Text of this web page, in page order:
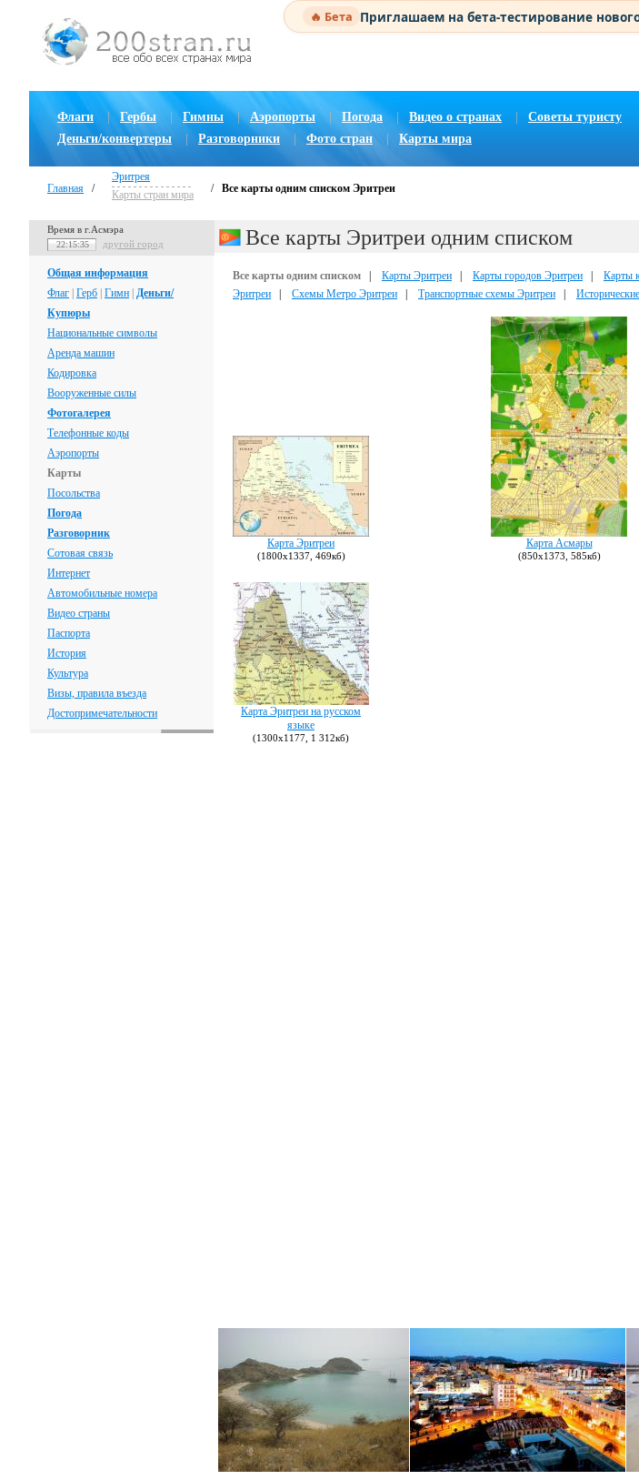
🔥 Бета Приглашаем на бета-тестирование
Флаги Гербы Гимны | Аэропорты Погода | Видео о странах
Советы туристу
Деньги/конвертеры
Разговорники Фото стран Карты мира
Главная /
Эритрея
Карты стран мира
/ Все карты одним списком Эритреи
Время в г.Асмэра
22:15:36 другой город
Общая информация
Флаг Герб Гимн Деньги/
Купюры
Национальные символы
Аренда машин
Кодировка
Вооруженные силы
Фотогалерея
Телефонные коды
Аэропорты
Карты
Посольства
Погода
Разговорник
Сотовая связь
Интернет
Автомобильные номера
Видео страны
Паспорта
История
Культура
Визы, правила въезда
Достопримечательности
Все карты Эритреи одним списком
Все карты одним списком Карты Эритреи Карты городов Эритреи Карты
Эритреи
Схемы Метро Эритреи Транспортные схемы Эритреи
Карта Эритреи
(1800х1337, 469кб)
Карта Асмары
(850х1373, 585кб)
Карта Эритреи на русском
языке
(1300х1177, 1 312кб)